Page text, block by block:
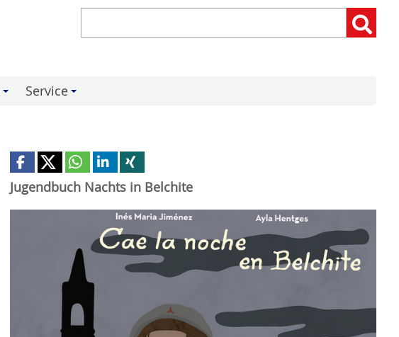
Suchen:
Service
Jugendbuch Nachts in Belchite